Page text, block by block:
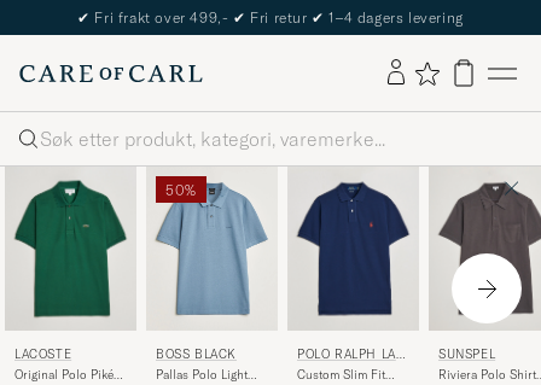
✔ Fri frakt over 499,- ✔ Fri retur ✔ 1–4 dagers levering
Søk
LACOSTE
Original Polo Piké
50%
BOSS BLACK
Pallas Polo Light
POLO RALPH LAU
REN
Custom Slim Fit
SUNSPEL
Riviera Polo Shirt